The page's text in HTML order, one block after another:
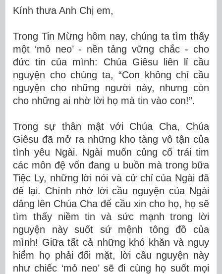
Kính thưa Anh Chị em,
Trong Tin Mừng hôm nay, chúng ta tìm thấy
một ‘mỏ neo’ - nền tảng vững chắc - cho
đức tin của mình: Chúa Giêsu liên lỉ cầu
nguyện cho chúng ta, “Con không chỉ cầu
nguyện cho những người này, nhưng còn
cho những ai nhờ lời họ mà tin vào con!”.
Trong sự thân mật với Chúa Cha, Chúa
Giêsu đã mở ra những kho tàng vô tận của
tình yêu Ngài. Ngài muốn củng cố trái tim
các môn đệ vốn đang u buồn mà trong bữa
Tiệc Ly, những lời nói và cử chỉ của Ngài đã
để lại. Chính nhờ lời cầu nguyện của Ngài
dâng lên Chúa Cha để cầu xin cho họ, họ sẽ
tìm thấy niềm tin và sức mạnh trong lời
nguyện này suốt sứ mệnh tông đồ của
mình! Giữa tất cả những khó khăn và nguy
hiểm họ phải đối mặt, lời cầu nguyện này
như chiếc ‘mỏ neo’ sẽ đi cùng họ suốt mọi